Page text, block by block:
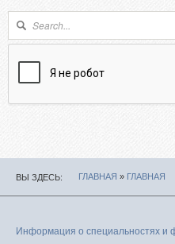
Форма поиска
Поиск
ВЫ ЗДЕСЬ ГЛАВНАЯ » ГЛАВНАЯ
Информация о специальностях и